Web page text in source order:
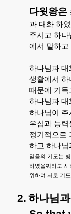
다윗왕은
과 대화 하
주시고 하나
에서 말하고
하나님과 대
생활에서 하
때문에
기독
하나님과 대
하나님이
주
우심과 능력
정기적으로
하고 하나님
믿음의 기도는
하였을찌라도 사
위하여 서로 기
2. 하나님과